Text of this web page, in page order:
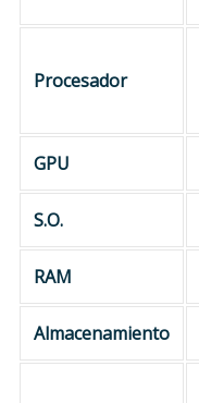
Procesador
GPU
S.O.
RAM
Almacenamiento